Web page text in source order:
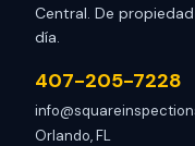
Central. De
día.
407-205-7228
Orlando, FL